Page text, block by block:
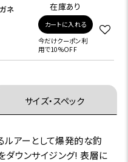
ネ
在庫あり
カートに入れる
今だけクーポン利
用で10%OFF
サイズ・スペック
ルアーとして爆発的な釣
ウンサイジング! 表層に